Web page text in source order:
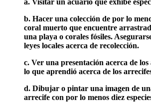
b. Hacer una colección de por lo
coral muerto que encuentre
una playa o corales fósiles.
leyes locales acerca de recolección.
c. Ver una presentación acerca de
lo que aprendió acerca de los
d. Dibujar o pintar una imagen de
arrecife con por lo menos diez